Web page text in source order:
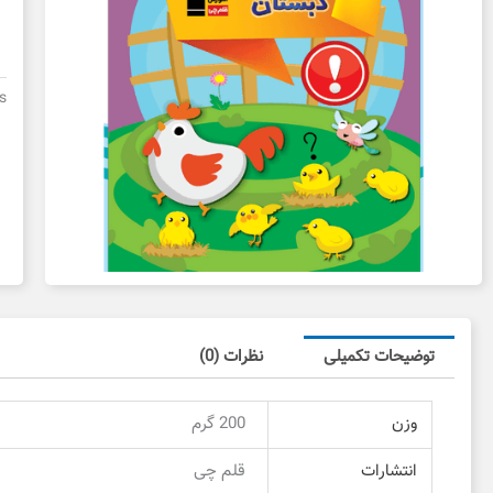
توضیحات تکمیلی نظرات (0)
وزن
200 گرم
انتشارات
قلم چی